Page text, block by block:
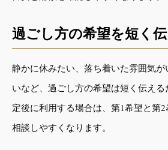
過ごし方の希望を短く
静かに休みたい、落ち着いた雰囲気
いなど、過ごし方の希望は短く伝え
定後に利用する場合は、第1希望と第
相談しやすくなります。